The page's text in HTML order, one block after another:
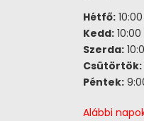
Hétfő:
Kedd:
Szerda:
Csütörtök:
Péntek:
Alábbi